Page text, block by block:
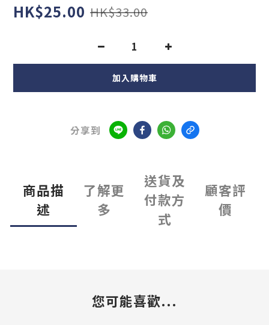
HK$25.00 HK$33.00
加入購物車
分享到
商品描
述
了解更
多
送貨及
付款方
式
顧客評
價
您可能喜歡...